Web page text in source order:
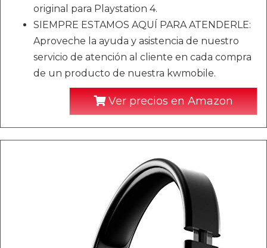
original para Playstation 4.
SIEMPRE ESTAMOS AQUÍ PARA ATENDERLE:
Aproveche la ayuda y asistencia de nuestro
servicio de atención al cliente en cada compra
de un producto de nuestra kwmobile.
Ver precios en Amazon